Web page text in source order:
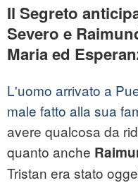
Il Segreto
Severo e
Maria ed
L'uomo arrivato a
male fatto alla sua
avere qualcosa da
quanto anche
Tristan era stato